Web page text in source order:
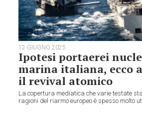
12 GIUGNO 2025
Ipotesi portaerei
marina italiana, ecco
il revival atomico
La copertura mediatica che varie testate
ragioni del riarmo europeo è spesso molto